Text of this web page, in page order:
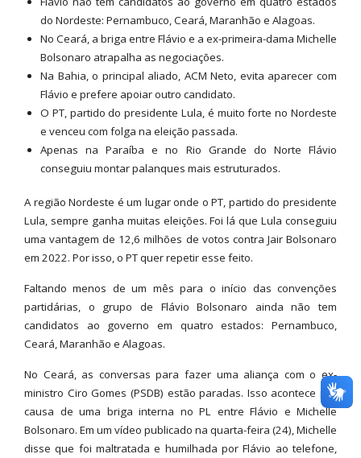
do Nordeste: Pernambuco, Ceará, Maranhão e Alagoas.
No Ceará, a briga entre Flávio e a ex-primeira-dama Michelle
Bolsonaro atrapalha as negociações.
Na Bahia, o principal aliado, ACM Neto, evita aparecer com
Flávio e prefere apoiar outro candidato.
O PT, partido do presidente Lula, é muito forte no Nordeste
e venceu com folga na eleição passada.
Apenas na Paraíba e no Rio Grande do Norte Flávio
conseguiu montar palanques mais estruturados.
A região Nordeste é um lugar onde o PT, partido do presidente
Lula, sempre ganha muitas eleições. Foi lá que Lula conseguiu
uma vantagem de 12,6 milhões de votos contra Jair Bolsonaro
em 2022. Por isso, o PT quer repetir esse feito.
Faltando menos de um mês para o início das convenções
partidárias, o grupo de Flávio Bolsonaro ainda não tem
candidatos ao governo em quatro estados: Pernambuco,
Ceará, Maranhão e Alagoas.
No Ceará, as conversas para fazer uma aliança com o ex-
ministro Ciro Gomes (PSDB) estão paradas. Isso acontece por
causa de uma briga interna no PL entre Flávio e Michelle
Bolsonaro. Em um vídeo publicado na quarta-feira (24), Michelle
disse que foi maltratada e humilhada por Flávio ao telefone,